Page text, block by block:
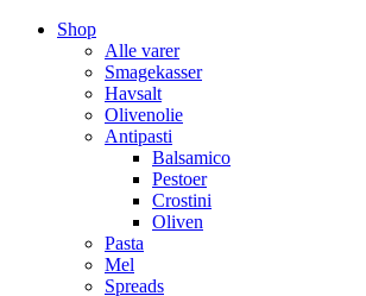
VidereShop
Alle varer
Smagekasser
Havsalt
Olivenolie
Antipasti
Balsamico
Pestoer
Crostini
Oliven
Pasta
Mel
Spreads